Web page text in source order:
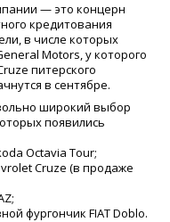
— это концерн
кредитования
в числе которых
Motors, у которого
питерского
в сентябре.
широкий выбор
появились
Octavia Tour;
Cruze (в продаже
фургончик FIAT Doblo.